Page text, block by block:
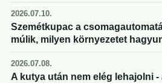
2026.07.10.
Szemétkupac a
múlik, milyen környezetet
2026.07.08.
A kutya után nem elég lehajolni